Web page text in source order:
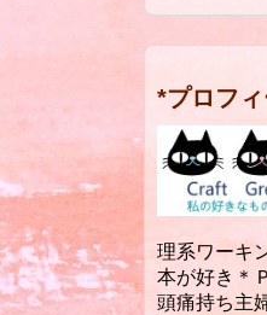
*プロフ
理系ワーキ
本が好き＊
頭痛持ち主